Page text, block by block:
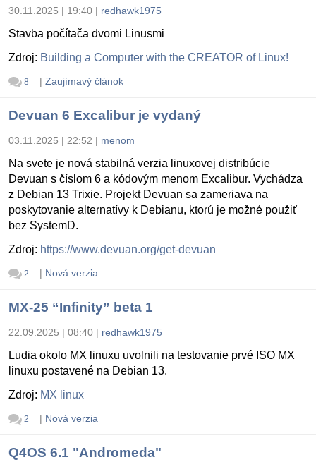
30.11.2025 | 19:40 | redhawk1975
Stavba počítača dvomi Linusmi
Zdroj: Building a Computer with the CREATOR of Linux!
8 | Zaujímavý článok
Devuan 6 Excalibur je vydaný
03.11.2025 | 22:52 | menom
Na svete je nová stabilná verzia linuxovej distribúcie
Devuan s číslom 6 a kódovým menom Excalibur. Vychádza
z Debian 13 Trixie. Projekt Devuan sa zameriava na
poskytovanie alternatívy k Debianu, ktorú je možné použiť
bez SystemD.
Zdroj: https://www.devuan.org/get-devuan
2 | Nová verzia
MX-25 “Infinity” beta 1
22.09.2025 | 08:40 | redhawk1975
Ludia okolo MX linuxu uvolnili na testovanie prvé ISO MX
linuxu postavené na Debian 13.
Zdroj: MX linux
2 | Nová verzia
Q4OS 6.1 "Andromeda"